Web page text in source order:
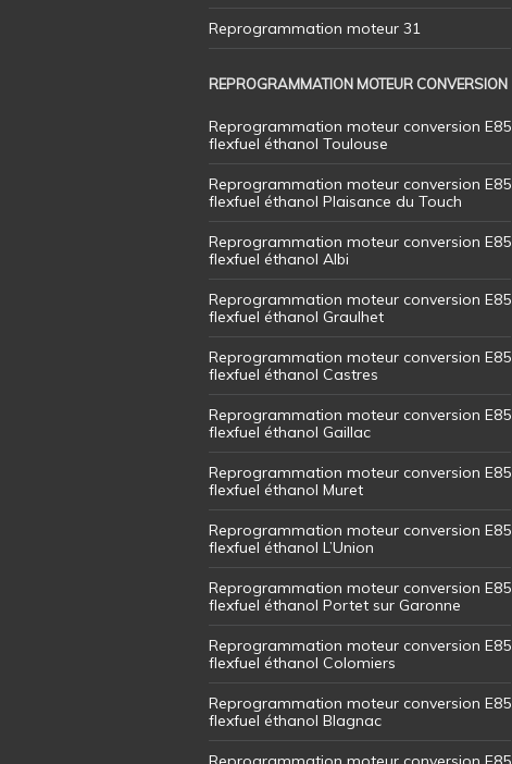
Reprogrammation moteur 31
REPROGRAMMATION MOTEUR CONVERSION
Reprogrammation moteur conversion E85
flexfuel éthanol Toulouse
Reprogrammation moteur conversion E85
flexfuel éthanol Plaisance du Touch
Reprogrammation moteur conversion E85
flexfuel éthanol Albi
Reprogrammation moteur conversion E85
flexfuel éthanol Graulhet
Reprogrammation moteur conversion E85
flexfuel éthanol Castres
Reprogrammation moteur conversion E85
flexfuel éthanol Gaillac
Reprogrammation moteur conversion E85
flexfuel éthanol Muret
Reprogrammation moteur conversion E85
flexfuel éthanol L’Union
Reprogrammation moteur conversion E85
flexfuel éthanol Portet sur Garonne
Reprogrammation moteur conversion E85
flexfuel éthanol Colomiers
Reprogrammation moteur conversion E85
flexfuel éthanol Blagnac